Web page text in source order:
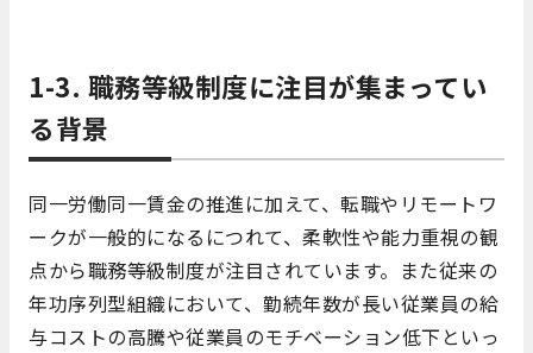
1-3. 職務等級制度に注目が集まってい
る背景
同一労働同一賃金の推進に加えて、転職やリモートワ
ークが一般的になるにつれて、柔軟性や能力重視の観
点から職務等級制度が注目されています。また従来の
年功序列型組織において、勤続年数が長い従業員の給
与コストの高騰や従業員のモチベーション低下といっ